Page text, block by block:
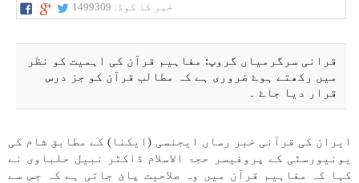
خبر کا کوڈ: 1499309
قرانی سرگرمياں گروپ: مفاہيم قرآن كی اہميت كو نظر
میں ركھتے ہوۓ ضروری ہے كہ مطالب قرآن كو جز درس
قرار ديا جاۓ ۔
ايران كی قرآنی خبر رساں ايجنسی (ايكنا) كے مطابق شام كی
يونيورسٹی كے پروفيسر حجۃ الاسلام ڈاكٹر نبيل حلباوی نے
كہا كہ مفاہيم قرآن میں وہ صلاحيت پائ جاتی ہے كہ جس سے